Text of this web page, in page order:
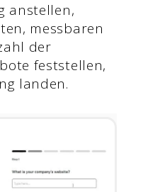
anstellen,
messbaren
der
feststellen,
landen.